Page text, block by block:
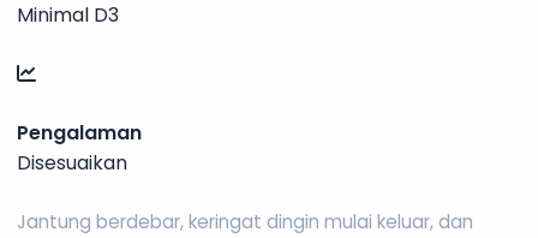
Minimal D3
Pengalaman
Disesuaikan
Jantung berdebar, keringat dingin mulai keluar, dan